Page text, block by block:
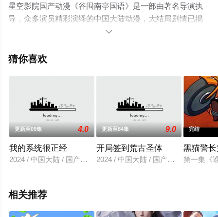
星空影院国产动漫《谷围南亭国语》是一部由著名导演执
导，众多演员精彩演绎的中国大陆动漫，大结局剧情已揭
晓（全16集），手机免费在线观看高清无删减完整版动漫
电视猫或剧情网等平台了解。

猜你喜欢
更新至09集 4.0
我的系统很正经
2024 / 中国大陆 / 国产动漫
更新至84集 9.0
开局签到荒古圣体
2024 / 中国大陆 / 国产动漫
完结
黑猫警
第一集《
相关推荐